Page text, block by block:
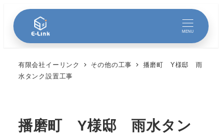
MENU
有限会社イーリンク その他の工事
播磨町 Y様邸 雨
水タンク設置工事
播磨町 Y様邸 雨水タン